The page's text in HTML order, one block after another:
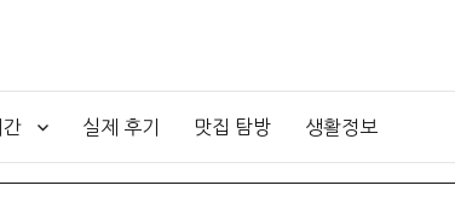
간 실제 후기 맛집 탐방 생활정보